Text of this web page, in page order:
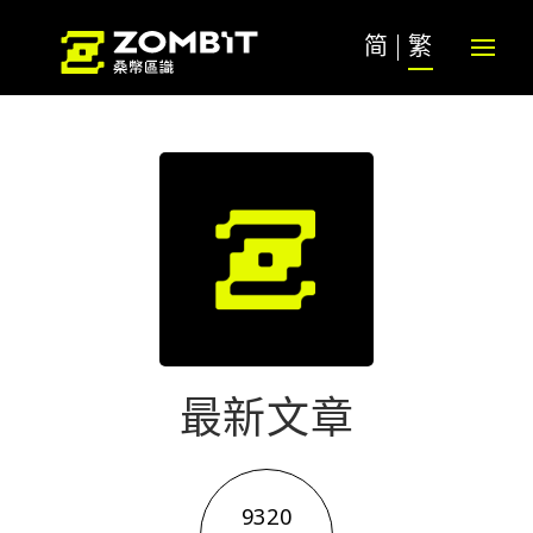
简 繁
最新文章
9320